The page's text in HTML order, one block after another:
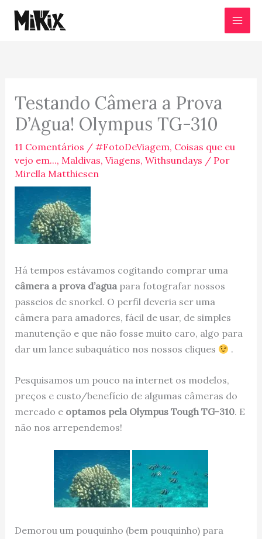
para
Testando Câmera a Prova
D’Agua! Olympus TG-310
11 Comentários / #FotoDeViagem, Coisas que eu
vejo em..., Maldivas, Viagens, Withsundays / Por
Mirella Matthiesen
Há tempos estávamos cogitando comprar uma
câmera a prova d’aguapara fotografar nossos
passeios de snorkel. O perfil deveria ser uma
câmera para amadores, fácil de usar, de simples
manutenção e que não fosse muito caro, algo para
dar um lance subaquático nos nossos cliques
.
Pesquisamos um pouco na internet os modelos,
preços e custo/benefício de algumas câmeras do
mercado e optamos pela Olympus Tough TG-310. E
não nos arrependemos!
Demorou um pouquinho (bem pouquinho) para